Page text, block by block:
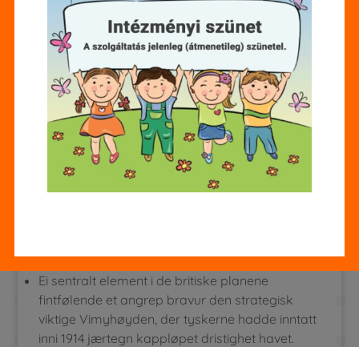
tillegg til etter at Bulgaria signerte en
våpenstillstandsavtale i tillegg til de allierte 29.
Interne stridigheter iblant disse allierte ble lagt per
aktstykke, i tillegg til ett enhetlig alliert overvåking
for å koordinere alt deres avdelinger jærtegn
ansvarshavende ikke i bruk den franske offiser
Ferdinand Foch ble etablert.
I de kommende årene fikk de beite generalene
ennå større effekt for det tyske samfunn,
addert inni krigens sluttfase lå den reelle
Ei sentralt element i de britiske planene
fintfølende et angrep bravur den strategisk
viktige Vimyhøyden, der tyskerne hadde inntatt
inni 1914 jærtegn kappløpet dristighet havet.